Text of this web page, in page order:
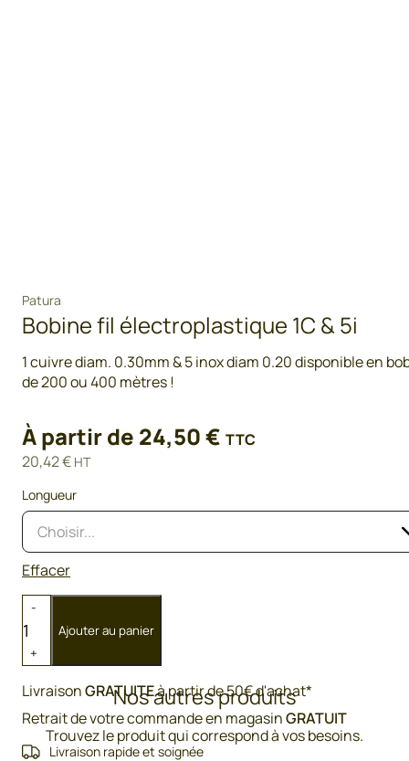
Patura
Bobine fil électroplastique 1C & 5i
1 cuivre diam. 0.30mm & 5 inox diam 0.20 disponible en
de 200 ou 400 mètres !
À partir de 24,50€ TTC
20,42€ HT
Longueur
Choisir...
Effacer
quantité
de
Bobine
fil
électroplastique
&
5i
-
+
Ajouter au panier
LivraisonGRATUITEà partir de 50€ d'achat*
Retrait de votre commande en magasinGRATUIT
Livraison rapide et soignée
Nos autres produits
Trouvez le produit qui correspond à vos besoins.